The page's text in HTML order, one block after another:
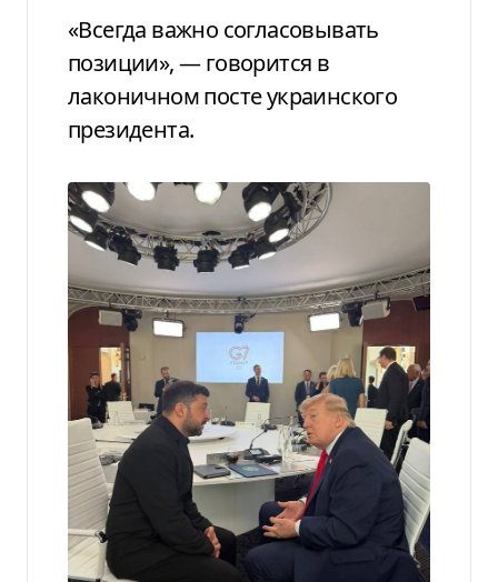
«Всегда важно согласовывать
позиции», — говорится в
лаконичном посте украинского
президента.